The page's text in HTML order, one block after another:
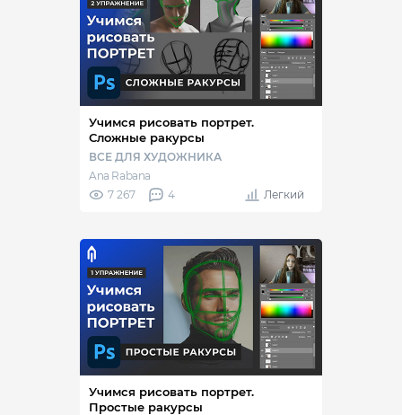
Учимся рисовать портрет.
Сложные ракурсы
ВСЕ ДЛЯ ХУДОЖНИКА
Ana Rabana
7 267
4 Легкий
Учимся рисовать портрет.
Простые ракурсы